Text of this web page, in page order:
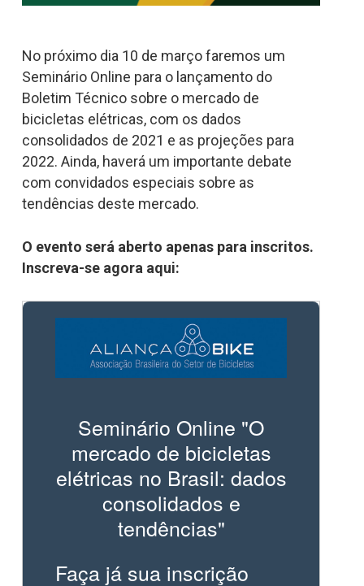
No próximo dia 10 de março faremos um
Seminário Online para o lançamento do
Boletim Técnico sobre o mercado de
bicicletas elétricas, com os dados
consolidados de 2021 e as projeções para
2022. Ainda, haverá um importante debate
com convidados especiais sobre as
tendências deste mercado.
O evento será aberto apenas para inscritos.
Inscreva-se agora aqui: